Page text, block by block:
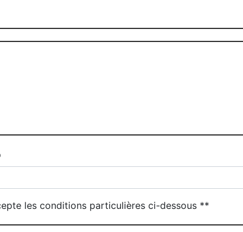
les conditions particulières ci-dessous **